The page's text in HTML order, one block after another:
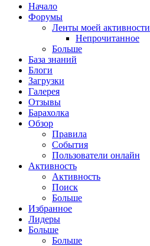
Начало
Форумы
Ленты моей активности
Непрочитанное
Больше
База знаний
Блоги
Загрузки
Галерея
Отзывы
Барахолка
Обзор
Правила
События
Пользователи онлайн
Активность
Активность
Поиск
Больше
Избранное
Лидеры
Больше
Больше